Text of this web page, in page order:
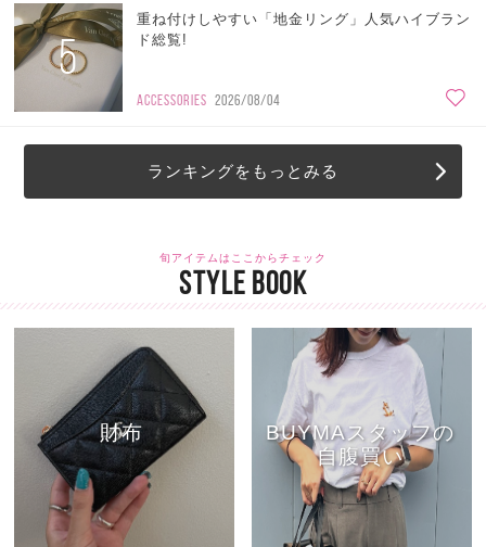
5
重ね付けしやすい「地金リング」人気ハイブラン
ド総覧!
ACCESSORIES 2026/08/04
ランキングをもっとみる
旬アイテムはここからチェック
STYLE BOOK
財布
BUYMAスタッフの
自腹買い